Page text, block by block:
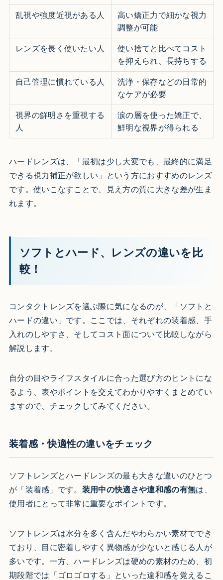
乱視や強度近視がある人
高い矯正力で細かな視力
調整が可能
レンズを長く使いたい人
使い捨てと比べてコスト
を抑えられ、長持ちする
自己管理に慣れている人
洗浄・保存などの日常的
なケアが必要
視界の鮮明さを重視する
人
涙の層を使った矯正で、
鮮明な視界が得られる
ハードレンズは、「最初は少し大変でも、最終的に満足
できる視力補正が欲しい」という方におすすめのレンズ
です。使いこなすことで、見え方の質に大きな差が生ま
れます。
ソフトとハード、レンズの違いを比
較！
コンタクトレンズを選ぶ際に気になるのが、「ソフトと
ハードの違い」です。ここでは、それぞれの装着感、手
入れのしやすさ、そしてコスト面について比較しながら
解説します。
自分の目やライフスタイルに合った選び方のヒントにな
るよう、表やポイントを交えてわかりやすくまとめてい
ますので、チェックしてみてください。
装着感・快適性の違いをチェック
ソフトレンズとハードレンズの最も大きな違いのひとつ
が「装着感」です。 装用中の快適さや違和感の有無は、
使用者にとって非常に重要なポイントです。
ソフトレンズは水分を多く含んだやわらかい素材ででき
ており、目に密着しやすく異物感が少ないと感じる人が
多いです。一方、ハードレンズは硬めの素材のため、初
期段階では「ゴロゴロする」といった違和感を覚えるこ